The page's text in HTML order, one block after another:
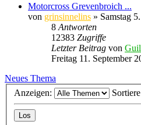
Motorcross Grevenbroich ...
von grinsinnelins » Samstag
8 Antworten
12383 Zugriffe
Letzter Beitrag von
Freitag 11. September
Neues Thema
Anzeigen: